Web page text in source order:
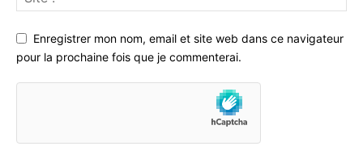
Enregistrer mon nom, email et site web dans ce navigateur
pour la prochaine fois que je commenterai.